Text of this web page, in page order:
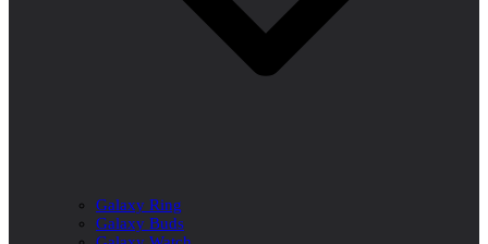
Galaxy Ring
Galaxy Buds